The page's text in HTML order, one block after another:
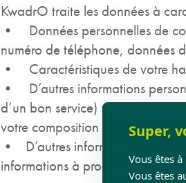
Super,
Vous êtes
Vous êtes
KwadrO traite les données à
• Données personnelles de
numéro de téléphone, données
• Caractéristiques de votre
• D’autres informations
d’un bon service) : facturation,
votre composition de ménage et
• D’autres informations
informations à propos de vos